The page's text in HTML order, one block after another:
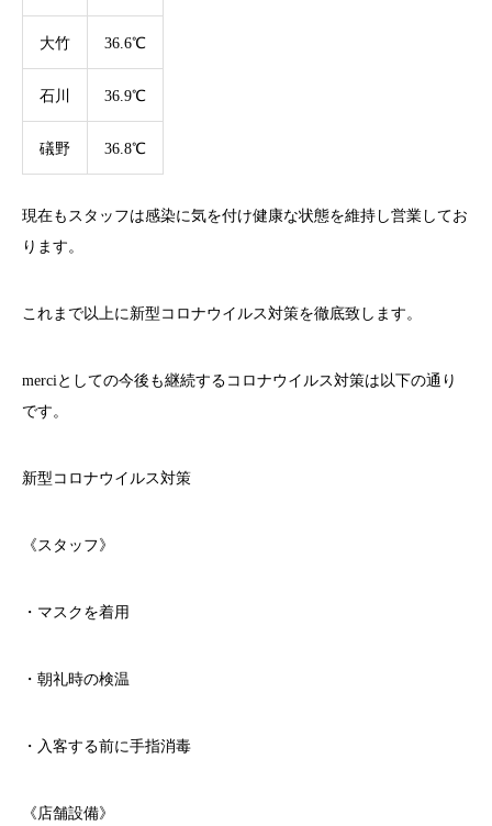
大竹 36.6℃
石川 36.9℃
礒野 36.8℃
現在もスタッフは感染に気を付け健康な状態を維持し営業してお
ります。
これまで以上に新型コロナウイルス対策を徹底致します。
merciとしての今後も継続するコロナウイルス対策は以下の通り
です。
新型コロナウイルス対策
《スタッフ》
・マスクを着用
・朝礼時の検温
・入客する前に手指消毒
《店舗設備》